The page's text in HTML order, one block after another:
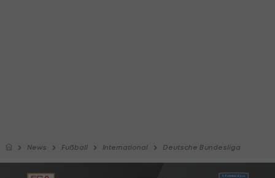
News Fußball International Deutsche Bundesliga